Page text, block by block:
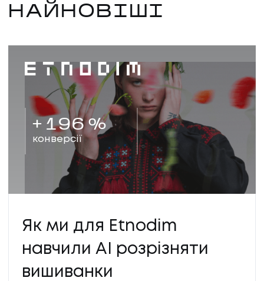
НАЙНОВІШІ
+ 196%
конверсії
Як ми для Etnodim
навчили AI розрізняти
вишиванки